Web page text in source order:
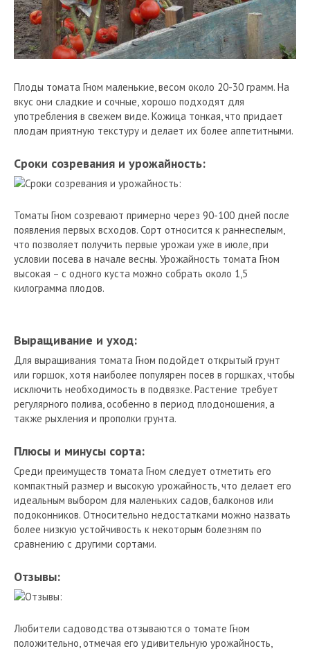
Плоды томата Гном маленькие, весом около 20-30 грамм. На
вкус они сладкие и сочные, хорошо подходят для
употребления в свежем виде. Кожица тонкая, что придает
плодам приятную текстуру и делает их более аппетитными.
Сроки созревания и урожайность:
Томаты Гном созревают примерно через 90-100 дней после
появления первых всходов. Сорт относится к раннеспелым,
что позволяет получить первые урожаи уже в июле, при
условии посева в начале весны. Урожайность томата Гном
высокая – с одного куста можно собрать около 1,5
килограмма плодов.
Выращивание и уход:
Для выращивания томата Гном подойдет открытый грунт
или горшок, хотя наиболее популярен посев в горшках, чтобы
исключить необходимость в подвязке. Растение требует
регулярного полива, особенно в период плодоношения, а
также рыхления и прополки грунта.
Плюсы и минусы сорта:
Среди преимуществ томата Гном следует отметить его
компактный размер и высокую урожайность, что делает его
идеальным выбором для маленьких садов, балконов или
подоконников. Относительно недостатками можно назвать
более низкую устойчивость к некоторым болезням по
сравнению с другими сортами.
Отзывы:
Любители садоводства отзываются о томате Гном
положительно, отмечая его удивительную урожайность,